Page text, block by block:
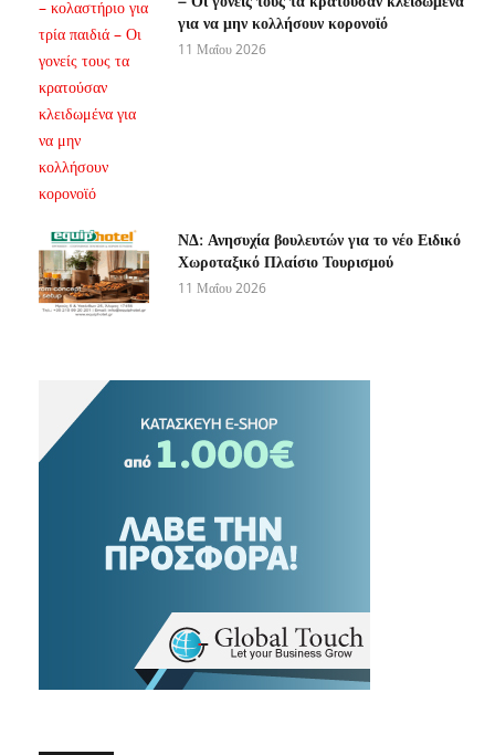
για να μην κολλήσουν κορονοϊό
11 Μαΐου 2026
ΝΔ: Ανησυχία βουλευτών για το νέο Ειδικό
Χωροταξικό Πλαίσιο Τουρισμού
11 Μαΐου 2026